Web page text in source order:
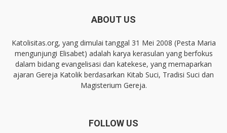
ABOUT US
Katolisitas.org, yang dimulai tanggal 31 Mei 2008 (Pesta Maria
mengunjungi Elisabet) adalah karya kerasulan yang berfokus
dalam bidang evangelisasi dan katekese, yang memaparkan
ajaran Gereja Katolik berdasarkan Kitab Suci, Tradisi Suci dan
Magisterium Gereja.
FOLLOW US